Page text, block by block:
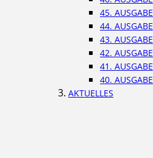
45. AUSGABE
44. AUSGABE
43. AUSGABE
42. AUSGABE
41. AUSGABE
40. AUSGABE
AKTUELLES